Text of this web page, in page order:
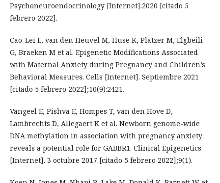
Psychoneuroendocrinology [Internet].2020 [citado 5
febrero 2022].
Cao-Lei L, van den Heuvel M, Huse K, Platzer M, Elgbeili
G, Braeken M et al. Epigenetic Modifications Associated
with Maternal Anxiety during Pregnancy and Children’s
Behavioral Measures. Cells [Internet]. Septiembre 2021
[citado 5 febrero 2022];10(9):2421.
Vangeel E, Pishva E, Hompes T, van den Hove D,
Lambrechts D, Allegaert K et al. Newborn genome-wide
DNA methylation in association with pregnancy anxiety
reveals a potential role for GABBR1. Clinical Epigenetics
[Internet]. 3 octubre 2017 [citado 5 febrero 2022];9(1).